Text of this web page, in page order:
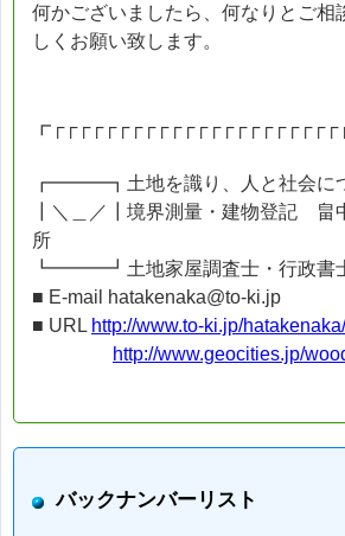
何かございましたら、何なりとご相
しくお願い致します。
┏━━━┓土地を識り、人と社会に
┃＼＿／┃境界測量・建物登記 畠
所
┗━━━┛土地家屋調査士・行政書
■ E-mail hatakenaka@to-ki.jp
■ URL http://www.to-ki.jp/hatakenaka/
http://www.geocities.jp/
バックナンバーリスト